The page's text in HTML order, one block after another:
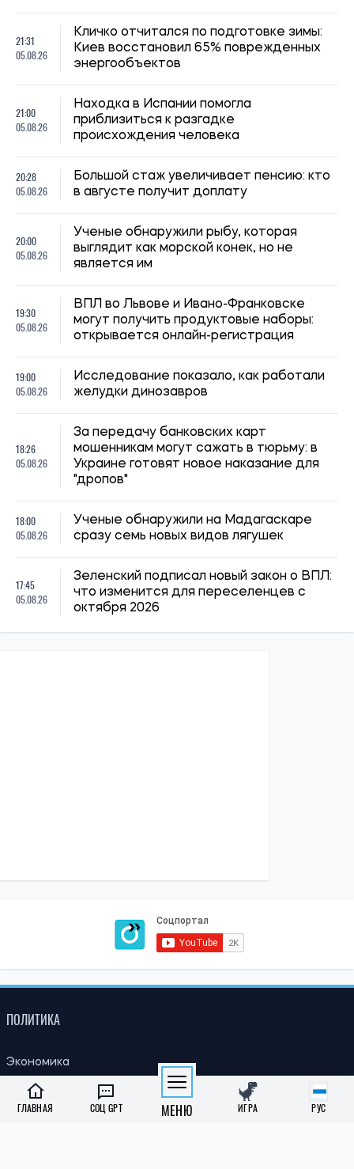
21:31
05.08.26
Кличко отчитался по подготовке зимы:
Киев восстановил 65% поврежденных
энергообъектов
21:00
05.08.26
Находка в Испании помогла
приблизиться к разгадке
происхождения человека
20:28
05.08.26
Большой стаж увеличивает пенсию: кто
в августе получит доплату
20:00
05.08.26
Ученые обнаружили рыбу, которая
выглядит как морской конек, но не
является им
19:30
05.08.26
ВПЛ во Львове и Ивано-Франковске
могут получить продуктовые наборы:
открывается онлайн-регистрация
19:00
05.08.26
Исследование показало, как работали
желудки динозавров
18:26
05.08.26
За передачу банковских карт
мошенникам могут сажать в тюрьму: в
Украине готовят новое наказание для
"дропов"
18:00
05.08.26
Ученые обнаружили на Мадагаскаре
сразу семь новых видов лягушек
17:45
05.08.26
Зеленский подписал новый закон о ВПЛ:
что изменится для переселенцев с
октября 2026
ПОЛИТИКА
Экономика
Бизнес
Власть
ГЛАВНАЯ СОЦ GPT МЕНЮ ИГРА РУС